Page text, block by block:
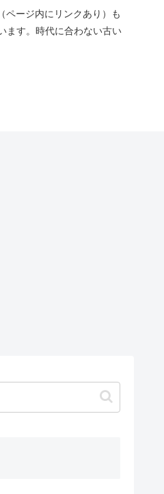
ページ内にリンクあり）も
ます。時代に合わない古い